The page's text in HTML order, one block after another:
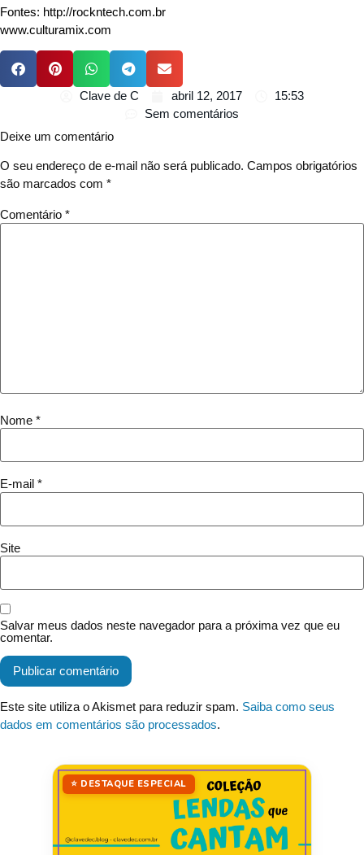
Fontes: http://rockntech.com.br
www.culturamix.com
Clave de C abril 12, 2017
15:53
Sem comentários
Deixe um comentário
O seu endereço de e-mail não será publicado. Campos obrigatórios
são marcados com *
Comentário *
Nome *
E-mail *
Site
Salvar meus dados neste navegador para a próxima vez que eu
comentar.
Este site utiliza o Akismet para reduzir spam. Saiba como seus
dados em comentários são processados.
⭐ DESTAQUE ESPECIAL